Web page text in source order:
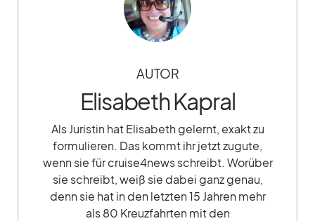
AUTOR
Elisabeth Kapral
Als Juristin hat Elisabeth gelernt, exakt zu
formulieren. Das kommt ihr jetzt zugute,
wenn sie für cruise4news schreibt. Worüber
sie schreibt, weiß sie dabei ganz genau,
denn sie hat in den letzten 15 Jahren mehr
als 80 Kreuzfahrten mit den